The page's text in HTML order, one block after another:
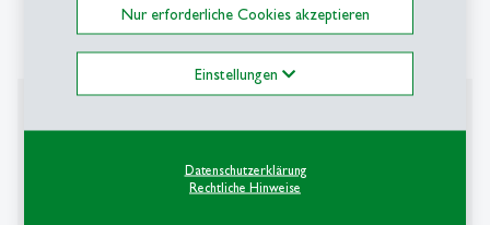
Nur erforderliche Cookies akzeptieren
Einstellungen
Datenschutzerklärung
Rechtliche Hinweise
Universität St.Gallen (2002-2009)